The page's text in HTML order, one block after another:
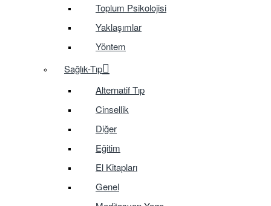
Toplum Psikolojisi
Yaklaşımlar
Yöntem
Sağlık-Tıp
Alternatif Tıp
Cinsellik
Diğer
Eğitim
El Kitapları
Genel